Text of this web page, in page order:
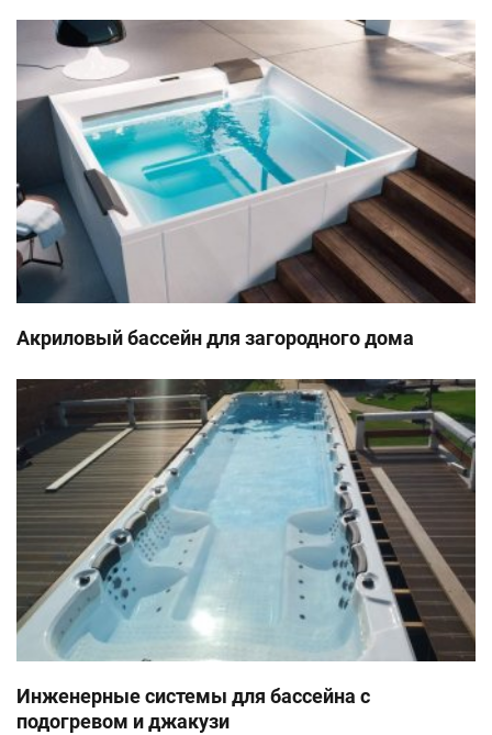
Акриловый бассейн для загородного дома
Инженерные системы для бассейна с
подогревом и джакузи